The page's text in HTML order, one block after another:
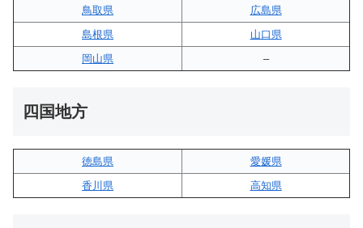
鳥取県
広島県
島根県
山口県
岡山県
–
四国地方
徳島県
愛媛県
香川県
高知県